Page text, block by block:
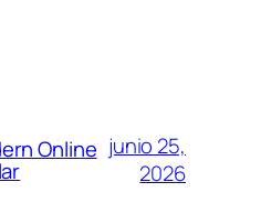
Online junio 25,
2026